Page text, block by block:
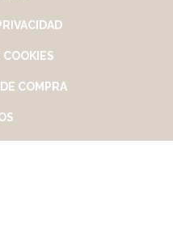
COOKIES
COMPRA